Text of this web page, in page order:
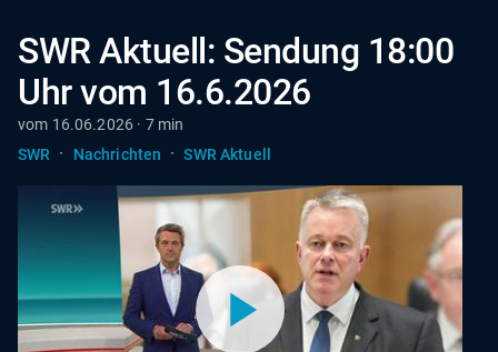
SWR Aktuell: Sendung 18:00
Uhr vom 16.6.2026
vom 16.06.2026 · 7 min
SWR
· Nachrichten · SWR Aktuell